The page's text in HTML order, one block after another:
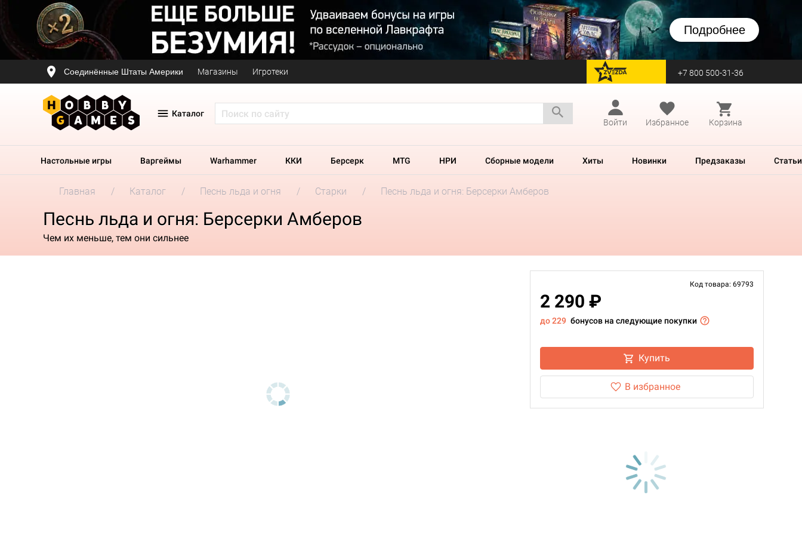
Подробнее
Соединённые Штаты Америки Магазины Игротеки перейти на Zvezda +7 800 500-31-36
Каталог
Войти
Избранное Корзина
Настольные игры Варгеймы Warhammer ККИ Берсерк MTG НРИ Сборные модели Хиты Новинки Предзаказы Статьи
Главная Каталог Песнь льда и огня Старки Песнь льда и огня: Берсерки Амберов
Песнь льда и огня: Берсерки Амберов
Чем их меньше, тем они сильнее
Код товара: 69793
2 290 ₽
до 229 бонусов на следующие покупки
Купить
В избранное